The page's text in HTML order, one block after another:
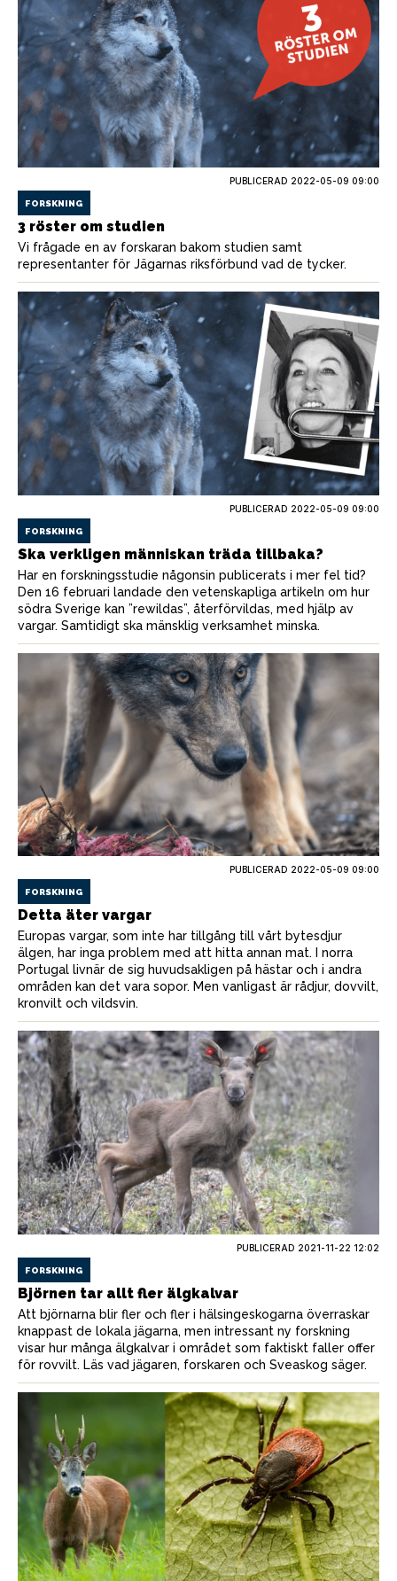
PUBLICERAD 2022-05-09 09:00
FORSKNING
3 röster om studien
Vi frågade en av forskaran bakom studien samt
representanter för Jägarnas riksförbund vad de tycker.
PUBLICERAD 2022-05-09 09:00
FORSKNING
Ska verkligen människan träda tillbaka?
Har en forskningsstudie någonsin publicerats i mer fel tid?
Den 16 februari landade den vetenskapliga artikeln om hur
södra Sverige kan ”rewildas”, återförvildas, med hjälp av
vargar. Samtidigt ska mänsklig verksamhet minska.
PUBLICERAD 2022-05-09 09:00
FORSKNING
Detta äter vargar
Europas vargar, som inte har tillgång till vårt bytesdjur
älgen, har inga problem med att hitta annan mat. I norra
Portugal livnär de sig huvudsakligen på hästar och i andra
områden kan det vara sopor. Men vanligast är rådjur, dovvilt,
kronvilt och vildsvin.
PUBLICERAD 2021-11-22 12:02
FORSKNING
Björnen tar allt fler älgkalvar
Att björnarna blir fler och fler i hälsingeskogarna överraskar
knappast de lokala jägarna, men intressant ny forskning
visar hur många älgkalvar i området som faktiskt faller offer
för rovvilt. Läs vad jägaren, forskaren och Sveaskog säger.